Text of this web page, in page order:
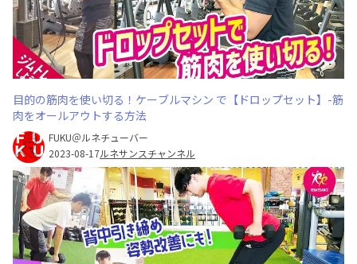
目的の筋肉を使い切る！ケーブルマシン で【ドロップセット】-筋
肉をオールアウトする方法
FUKU＠ルネチューバー
2023-08-17ルネサンスチャンネル